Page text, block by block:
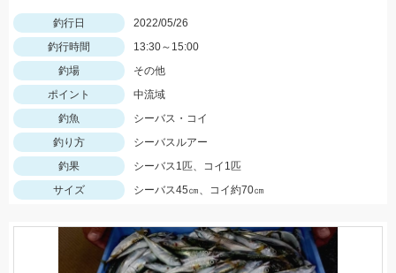
釣行日
2022/05/26
釣行時間
13:30～15:00
釣場
その他
ポイント
中流域
釣魚
シーバス・コイ
釣り方
シーバスルアー
釣果
シーバス1匹、コイ1匹
サイズ
シーバス45㎝、コイ約70㎝